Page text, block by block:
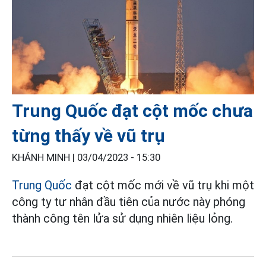
Trung Quốc đạt cột mốc chưa
từng thấy về vũ trụ
KHÁNH MINH | 03/04/2023 - 15:30
Trung Quốc đạt cột mốc mới về vũ trụ khi một
công ty tư nhân đầu tiên của nước này phóng
thành công tên lửa sử dụng nhiên liệu lỏng.